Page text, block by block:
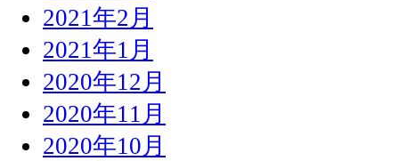
2021年2月
2021年1月
2020年12月
2020年11月
2020年10月